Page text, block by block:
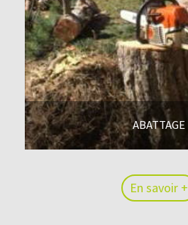
ABATTAGE
En savoir +